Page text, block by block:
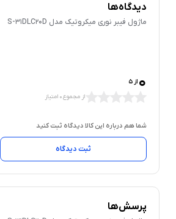
دیدگاه‌ها
ماژول فیبر نوری میکروتیک مدل S-31DLC20D
0 از 5
از مجموع 0 امتیاز
شما هم درباره این کالا دیدگاه ثبت کنید
ثبت دیدگاه
پرسش‌ها